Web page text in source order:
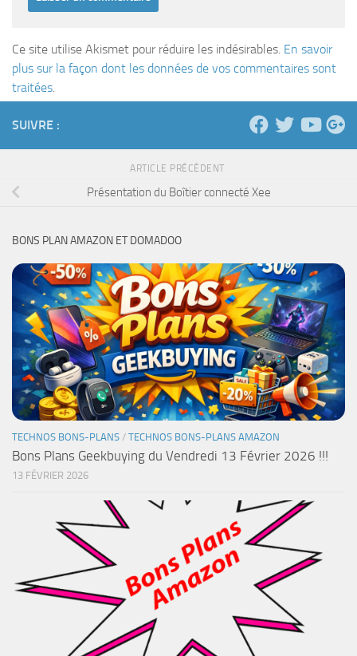
Ce site utilise Akismet pour réduire les indésirables. En savoir
plus sur la façon dont les données de vos commentaires sont
traitées.
SUIVRE :
ARTICLE PRÉCÉDENT
Présentation du Boîtier connecté Xee
BONS PLAN AMAZON ET DOMADOO
TECHNOS BONS-PLANS / TECHNOS BONS-PLANS AMAZON
Bons Plans Geekbuying du Vendredi 13 Février 2026 !!!
13 FÉVRIER 2026